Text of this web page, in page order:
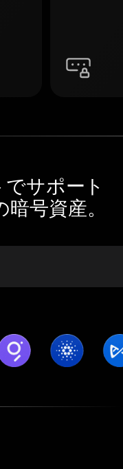
サポート
号資産。